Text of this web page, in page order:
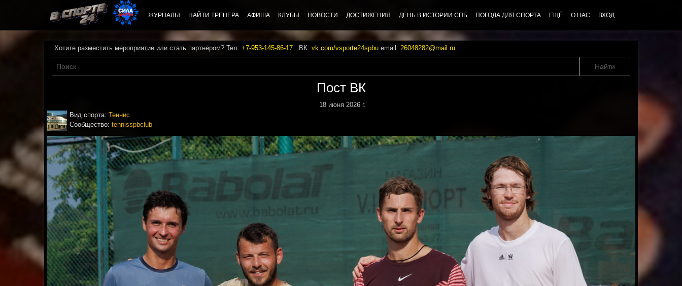
ЖУРНАЛЫ НАЙТИ ТРЕНЕРА АФИША КЛУБЫ НОВОСТИ ДОСТИЖЕНИЯ ДЕНЬ В ИСТОРИИ СПБ ПОГОДА ДЛЯ СПОРТА ЕЩЁ О НАС ВХОД
Хотите разместить мероприятие или стать партнёром? Тел: +7-953-145-86-17 ВК: vk.com/vsporte24spbu email: 26048282@mail.ru.
Пост ВК
18 июня 2026 г.
Вид спорта: Теннис
Сообщество: tennisspbclub